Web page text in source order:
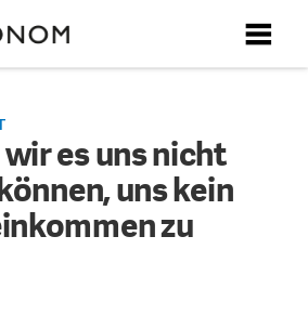
X
ARTIKEL
X
informiert Sie über unsere
X
X
es uns nicht
uns kein
zu
X
es uns nicht
uns kein
zu